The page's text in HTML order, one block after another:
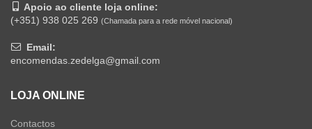
Apoio ao cliente loja online:
(+351) 938 025 269 (Chamada para a rede móvel nacional)
Email:
encomendas.zedelga@gmail.com
LOJA ONLINE
Contactos